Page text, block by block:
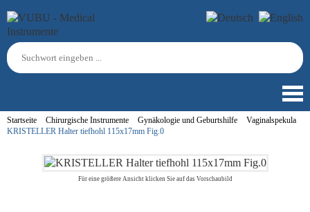
Startseite Chirurgische Instrumente Gynäkologie und Geburtshilfe
Vaginalspekula
KRISTELLER Halter tiefhohl 115x17mm Fig.0
Für eine größere Ansicht klicken Sie auf das Vorschaubild